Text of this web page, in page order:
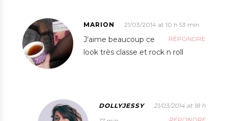
MARION
21/03/2014 at 10 h 53 min
RÉPONDRE
J’aime beaucoup ce
look très classe et rock n roll
DOLLYJESSY
21/03/2014 at 18 h